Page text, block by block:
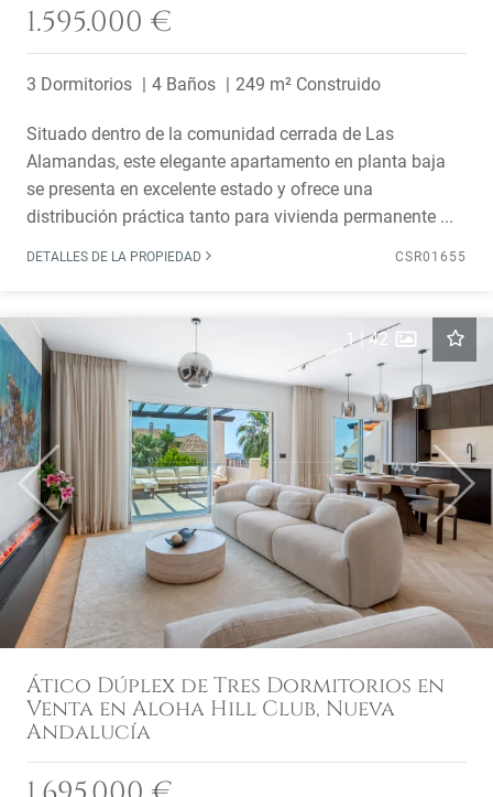
1.595.000 €
3 Dormitorios 4 Baños 249 m² Construido
Situado dentro de la comunidad cerrada de Las
Alamandas, este elegante apartamento en planta baja
se presenta en excelente estado y ofrece una
distribución práctica tanto para vivienda permanente ...
DETALLES DE LA PROPIEDAD CSR01655
Previous Next
1|42
Ático Dúplex de Tres Dormitorios en
Venta en Aloha Hill Club, Nueva
Andalucía